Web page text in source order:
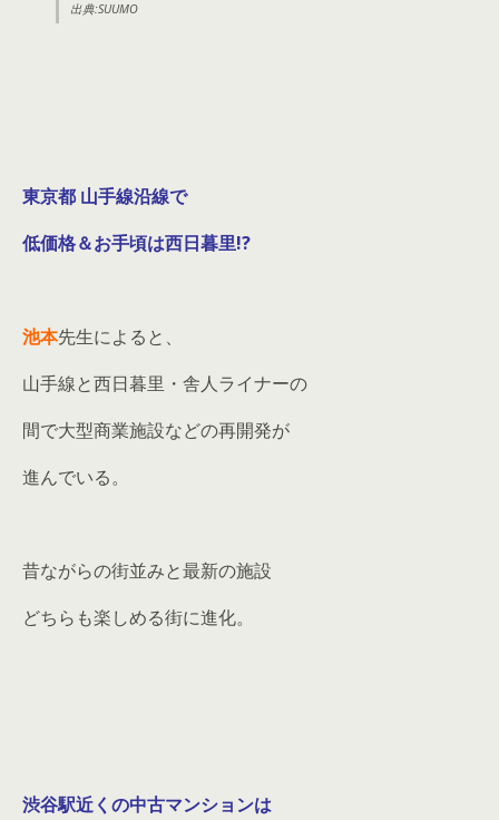
出典:SUUMO
東京都 山手線沿線で
低価格＆お手頃は西日暮里!?
池本先生によると、
山手線と西日暮里・舎人ライナーの
間で大型商業施設などの再開発が
進んでいる。
昔ながらの街並みと最新の施設
どちらも楽しめる街に進化。
渋谷駅近くの中古マンションは